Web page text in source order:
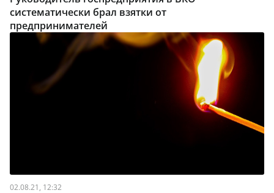
систематически брал взятки от
предпринимателей
02.08.21, 12:32